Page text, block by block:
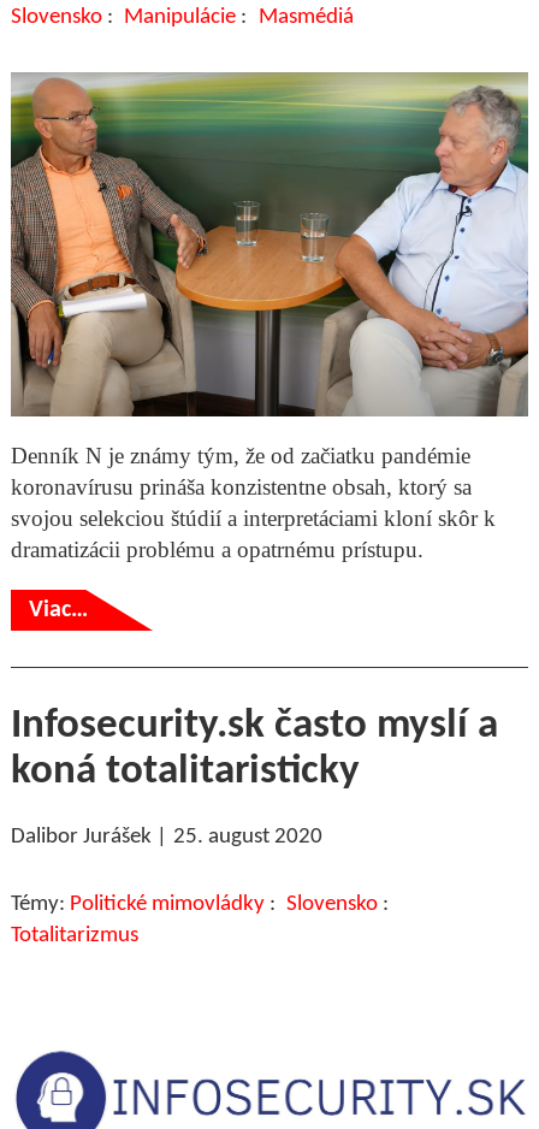
Slovensko
Manipulácie Masmédiá
Denník N je známy tým, že od začiatku pandémie
koronavírusu prináša konzistentne obsah, ktorý sa
svojou selekciou štúdií a interpretáciami kloní skôr k
dramatizácii problému a opatrnému prístupu.
Viac…
Infosecurity.sk často myslí a
koná totalitaristicky
Dalibor Jurášek 25. august 2020
Politické mimovládky
Slovensko
Totalitarizmus